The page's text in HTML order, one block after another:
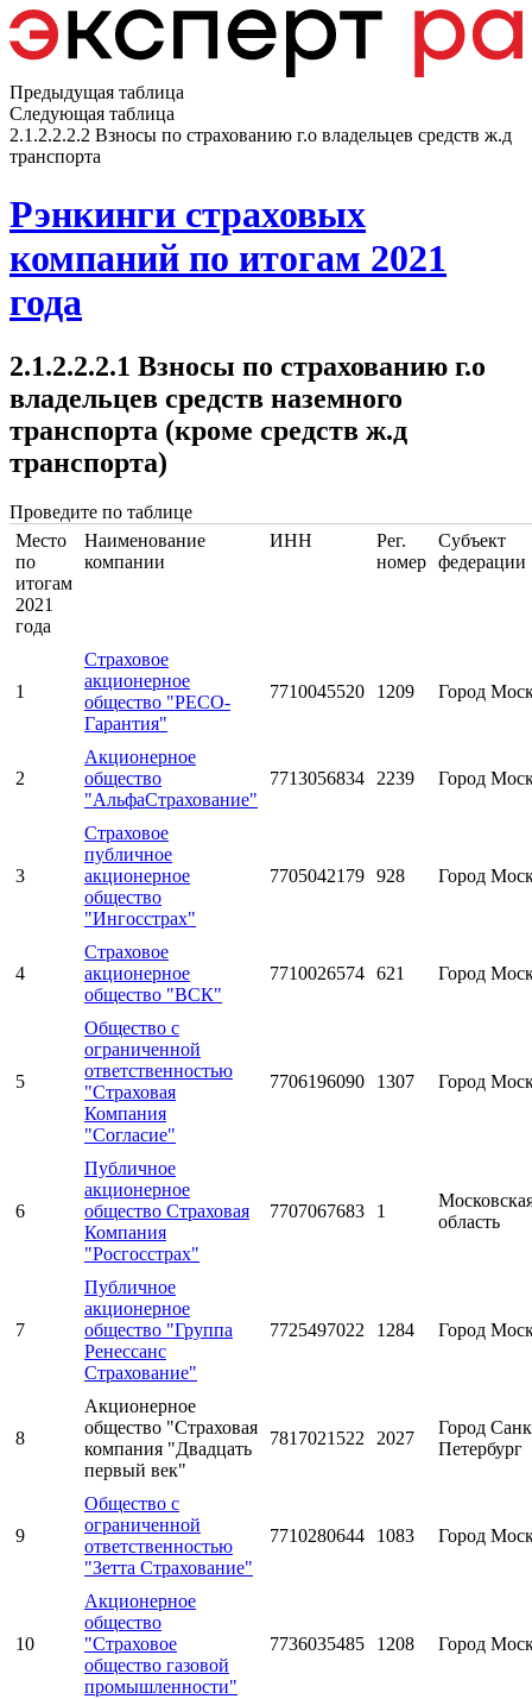
Предыдущая таблица
Следующая таблица
2.1.2.2.2.2 Взносы по страхованию г.о владельцев средств ж.д
транспорта
Рэнкинги страховых
компаний по итогам 2021
года
2.1.2.2.2.1 Взносы по страхованию г.о
владельцев средств наземного
транспорта (кроме средств ж.д
транспорта)
Проведите по таблице
Место
по
итогам
2021
года
Наименование
компании
ИНН
Рег.
номер
Субъект
федерации
1
Страховое
акционерное
общество "РЕСО-
Гарантия"
7710045520 1209 Город
2
Акционерное
общество
"АльфаСтрахование"
7713056834 2239 Город
3
Страховое
публичное
акционерное
общество
"Ингосстрах"
7705042179 928 Город
4
Страховое
акционерное
общество "ВСК"
7710026574 621 Город
5
Общество с
ограниченной
ответственностью
"Страховая
Компания
"Согласие"
7706196090 1307 Город
6
Публичное
акционерное
общество Страховая
Компания
"Росгосстрах"
7707067683 1
область
7
Публичное
акционерное
общество "Группа
Ренессанс
Страхование"
7725497022 1284 Город
8
Акционерное
общество "Страховая
компания "Двадцать
первый век"
7817021522 2027
Город
Петербург
9
Общество с
ограниченной
ответственностью
"Зетта Страхование"
7710280644 1083 Город
10
Акционерное
общество
"Страховое
общество газовой
промышленности"
7736035485 1208 Город